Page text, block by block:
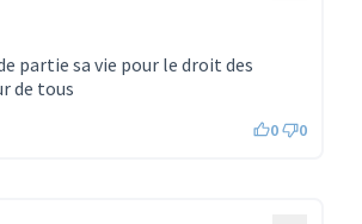
partie sa vie pour le droit des
de tous
0 0